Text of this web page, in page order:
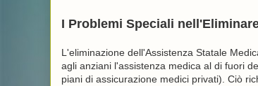
I Problemi Speciali
L'eliminazione dell'Assistenza Statale
agli anziani l'assistenza medica al di fuori
piani di assicurazione medici privati). Ciò